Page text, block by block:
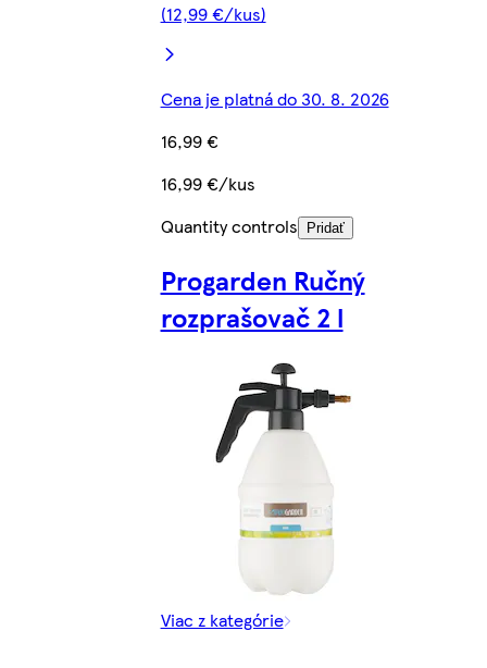
(12,99 €/kus)
Cena je platná do 30. 8. 2026
16,99 €
16,99 €/kus
Quantity controls
Pridať
Progarden Ručný
rozprašovač 2 l
Viac z kategórie